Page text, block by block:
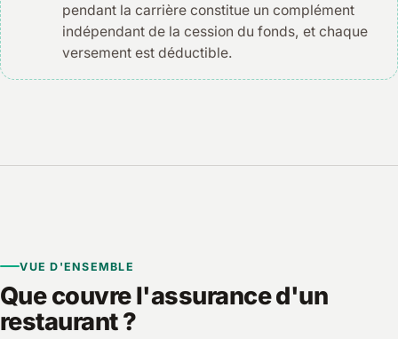
pendant la carrière constitue un complément
indépendant de la cession du fonds, et chaque
versement est déductible.
VUE D'ENSEMBLE
Que couvre l'assurance d'un
restaurant ?